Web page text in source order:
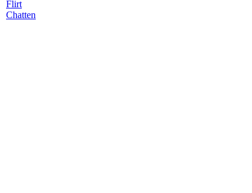
Flirt
Chatten